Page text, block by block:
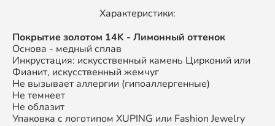
Характеристики:
Покрытие золотом 14K - Лимонный оттенок
Основа - медный сплав
Инкрустация: искусственный камень Цирконий или
Фианит, искусственный жемчуг
Не вызывает аллергии (гипоаллергенные)
Не темнеет
Не облазит
Упаковка с логотипом XUPING или Fashion Jewelry